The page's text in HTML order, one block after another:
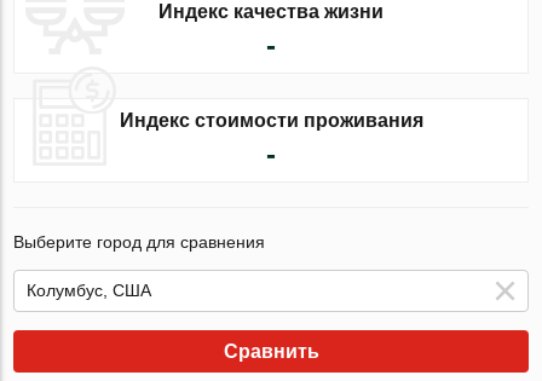
Индекс качества жизни
-
Индекс стоимости проживания
-
Выберите город для сравнения
Сравнить